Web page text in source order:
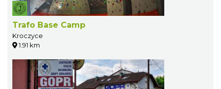
Trafo Base Camp
Kroczyce
1.91 km